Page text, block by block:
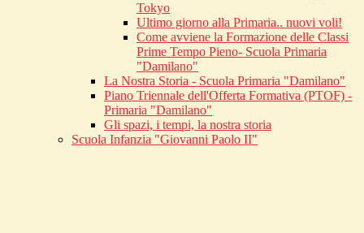
Tokyo
Ultimo giorno alla Primaria.. nuovi voli!
Come avviene la Formazione delle Classi
Prime Tempo Pieno- Scuola Primaria
"Damilano"
La Nostra Storia - Scuola Primaria "Damilano"
Piano Triennale dell'Offerta Formativa (PTOF) -
Primaria "Damilano"
Gli spazi, i tempi, la nostra storia
Scuola Infanzia "Giovanni Paolo II"